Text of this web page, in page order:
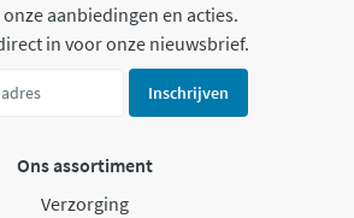
aanbiedingen en acties.
in voor onze nieuwsbrief.
Inschrijven
Ons assortiment
Verzorging